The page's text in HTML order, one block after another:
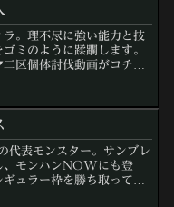
ラ。理不尽に強い能力と技
ミのように蹂躙します。
区個体討伐動画がコチラ
代表モンスター。サンブレ
、モンハンNOWにも登
ュラー枠を勝ち取ってく